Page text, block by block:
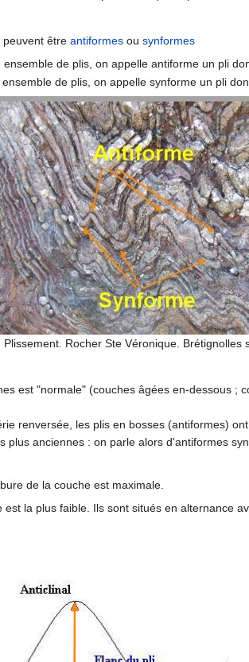
peuvent être antiformes ou synformes
de plis, on appelle antiforme un pli
de plis, on appelle synforme un pli
Plissement. Rocher Ste Véronique. Brétignolles
est "normale" (couches âgées en-dessous ;
renversée, les plis en bosses (antiformes)
anciennes : on parle alors d'antiformes
de la couche est maximale.
la plus faible. Ils sont situés en alternance